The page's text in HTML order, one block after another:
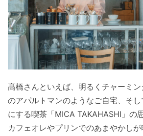
髙橋さんといえば、明るくチャーミン
のアパルトマンのようなご自宅、そ
にする喫茶「MICA TAKAHASHI」の
カフェオレやプリンでのあまやかしが